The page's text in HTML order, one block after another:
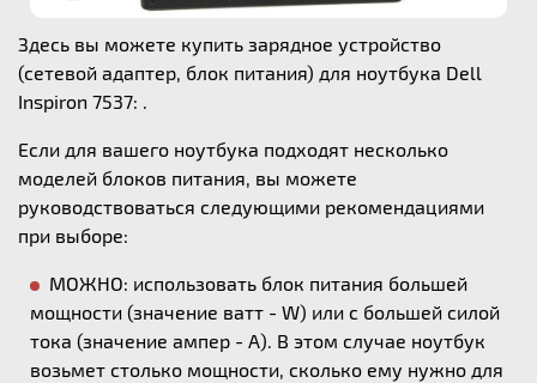
Здесь вы можете купить зарядное устройство
(сетевой адаптер, блок питания) для ноутбука Dell
Inspiron 7537: .
Если для вашего ноутбука подходят несколько
моделей блоков питания, вы можете
руководствоваться следующими рекомендациями
при выборе:
МОЖНО: использовать блок питания большей
мощности (значение ватт - W) или с большей силой
тока (значение ампер - А). В этом случае ноутбук
возьмет столько мощности, сколько ему нужно для